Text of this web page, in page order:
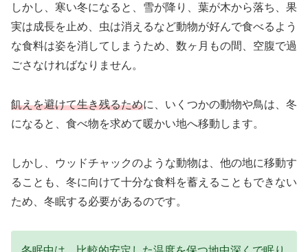
しかし、寒い冬になると、雪が降り、葉が木から落ち、果
実は成長を止め、虫は消えるなど動物が好んで食べるよう
な食料は姿を消してしまうため、数ヶ月もの間、空腹で過
ごさなければなりません。
飢えを避けて生き残るために、いくつかの動物や鳥は、冬
になると、食べ物を求めて暖かい地へ移動します。
しかし、ウッドチャックのような動物は、他の地に移動す
ることも、冬に向けて十分な食料を蓄えることもできない
ため、冬眠する必要があるのです。